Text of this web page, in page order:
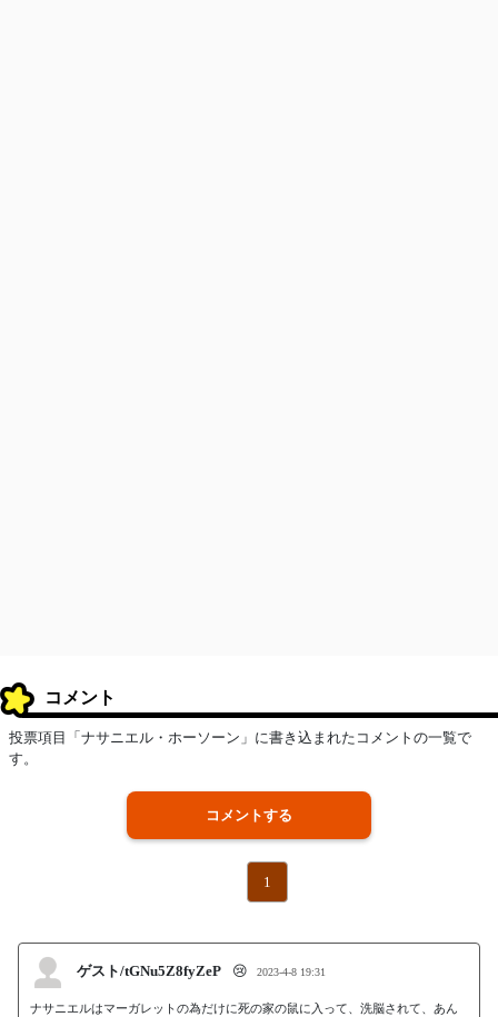
コメント
投票項目「ナサニエル・ホーソーン」に書き込まれたコメントの一覧で
す。
コメントする
1
ゲスト/tGNu5Z8fyZeP 😢 2023-4-8 19:31
ナサニエルはマーガレットの為だけに死の家の鼠に入って、洗脳されて、あん